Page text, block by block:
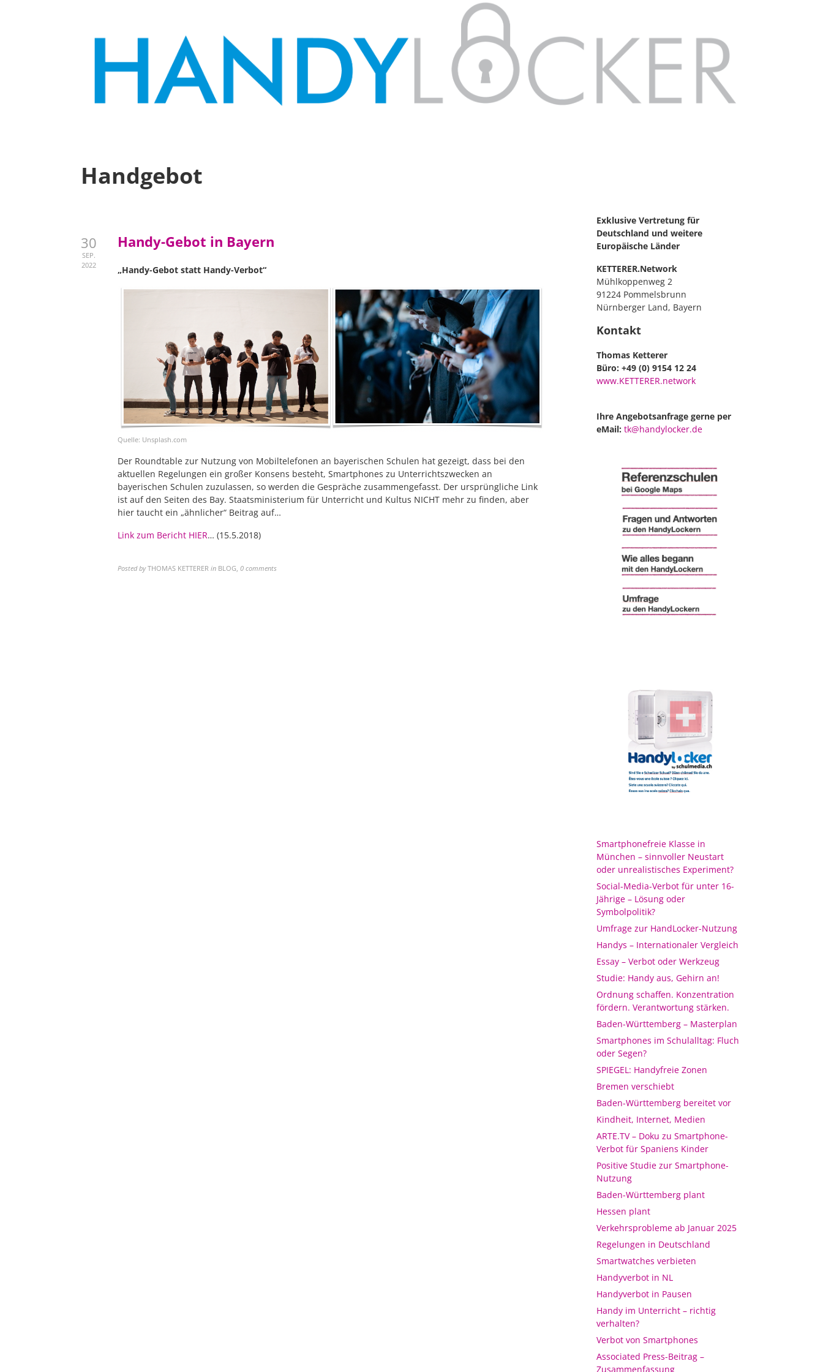
Handgebot
30
SEP.
2022
Handy-Gebot in Bayern
„Handy-Gebot statt Handy-Verbot“
Quelle: Unsplash.com
Der Roundtable zur Nutzung von Mobiltelefonen an bayerischen Schulen hat gezeigt, dass bei den
aktuellen Regelungen ein großer Konsens besteht, Smartphones zu Unterrichtszwecken an
bayerischen Schulen zuzulassen, so werden die Gespräche zusammengefasst. Der ursprüngliche Link
ist auf den Seiten des Bay. Staatsministerium für Unterricht und Kultus NICHT mehr zu finden, aber
hier taucht ein „ähnlicher“ Beitrag auf…
Link zum Bericht HIER… (15.5.2018)
Posted by THOMAS KETTERER in BLOG, 0 comments
Exklusive Vertretung für
Deutschland und weitere
Europäische Länder
KETTERER.Network
Mühlkoppenweg 2
91224 Pommelsbrunn
Nürnberger Land, Bayern
Kontakt
Thomas Ketterer
Büro: +49 (0) 9154 12 24
www.KETTERER.network
Ihre Angebotsanfrage gerne per
eMail:tk@handylocker.de
Smartphonefreie Klasse in
München – sinnvoller Neustart
oder unrealistisches Experiment?
Social-Media-Verbot für unter 16-
Jährige – Lösung oder
Symbolpolitik?
Umfrage zur HandLocker-Nutzung
Handys – Internationaler Vergleich
Essay – Verbot oder Werkzeug
Studie: Handy aus, Gehirn an!
Ordnung schaffen. Konzentration
fördern. Verantwortung stärken.
Baden-Württemberg – Masterplan
Smartphones im Schulalltag: Fluch
oder Segen?
SPIEGEL: Handyfreie Zonen
Bremen verschiebt
Baden-Württemberg bereitet vor
Kindheit, Internet, Medien
ARTE.TV – Doku zu Smartphone-
Verbot für Spaniens Kinder
Positive Studie zur Smartphone-
Nutzung
Baden-Württemberg plant
Hessen plant
Verkehrsprobleme ab Januar 2025
Regelungen in Deutschland
Smartwatches verbieten
Handyverbot in NL
Handyverbot in Pausen
Handy im Unterricht – richtig
verhalten?
Verbot von Smartphones
Associated Press-Beitrag –
Zusammenfassung